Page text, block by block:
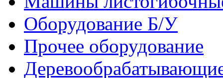
Оборудование Б/У
Прочее оборудование